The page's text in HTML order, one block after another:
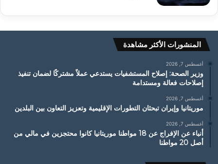
المنشورات الأكثر مشاهدة
أغسطس 7, 2026
وزير الصحة: إصلاح المستشفيات يستدعي عملاً مشتركًا لضمان تنفيذ
إصلاحات فعالة ومستدامة
أغسطس 7, 2026
موريتانيا وإيران تبحثان التطورات الإقليمية وتعزيز التعاون بين البلدين
أغسطس 7, 2026
أنباء عن الإفراج عن 18 مواطنا موريتانيا كانوا محتجزين في مالي من
أصل 20 مواطنا